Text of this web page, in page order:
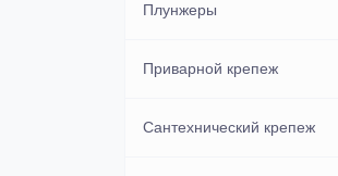
Плунжеры
Приварной крепеж
Сантехнический крепеж